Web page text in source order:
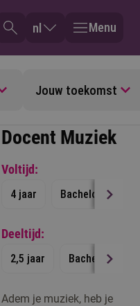
nl Menu
Jouw toekomst
Docent Muziek
Voltijd:
4 jaar Bachelor
Deeltijd:
2,5 jaar Bachelor
Adem je muziek, heb je